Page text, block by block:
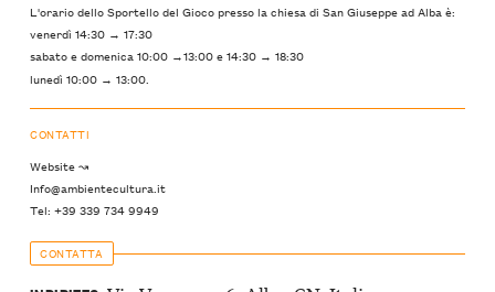
L'orario dello Sportello del Gioco presso la chiesa di San Giuseppe ad Alba è:
venerdì 14:30 → 17:30
sabato e domenica 10:00 →13:00 e 14:30 → 18:30
lunedì 10:00 → 13:00.
CONTATTI
Website ↝
Info@ambientecultura.it
Tel: +39 339 734 9949
CONTATTA